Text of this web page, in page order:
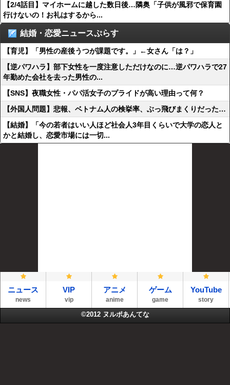
【2/4話目】マイホームに越した数日後…隣奥「子供が風邪で保育園
行けないの！お礼はするから...
結婚・恋愛ニュースぷらす
【育児】「男性の産後うつが課題です。」←女さん「は？」
【逆パワハラ】部下女性を一度注意しただけなのに…逆パワハラで27
年勤めた会社を去った男性の...
【SNS】夜職女性・パパ活女子のプライドが高い理由って何？
【外国人問題】悲報、ベトナム人の検挙率、ぶっ飛びまくりだった…
【結婚】「今の若者はいい人ほど社会人3年目くらいで大学の恋人と
かと結婚し、恋愛市場には一切...
ニュース
news
VIP
vip
アニメ
anime
ゲーム
game
YouTube
story
©2012 ヌルポあんてな